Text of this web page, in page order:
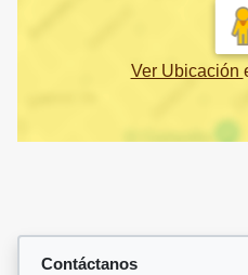
Ver Ubicación
Contáctanos